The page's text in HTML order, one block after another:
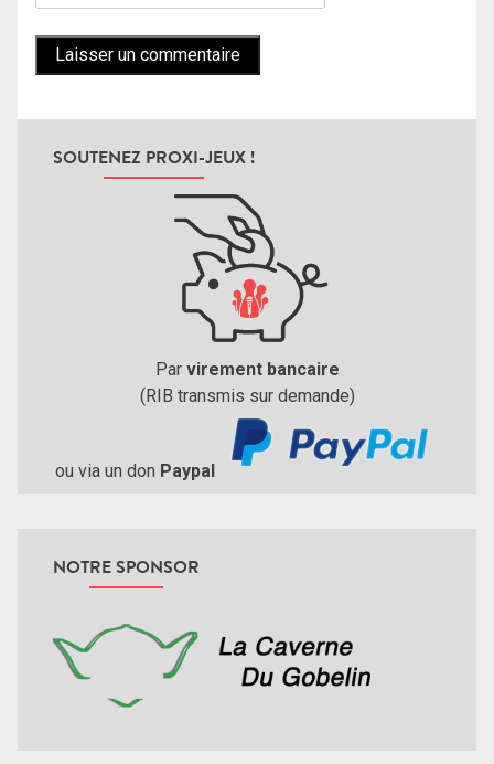
SOUTENEZ PROXI-JEUX !
Par virement bancaire
(RIB transmis sur demande)
ou via un don Paypal
NOTRE SPONSOR